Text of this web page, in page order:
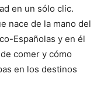
en un sólo clic.
nace de la mano del
Españolas y en él
comer y cómo
en los destinos